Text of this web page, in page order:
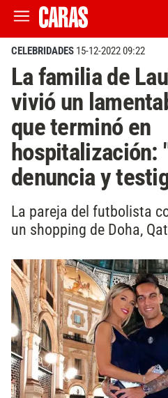
CELEBRIDADES 15-12-2022 09:22
La familia de
vivió un
que terminó en
hospitalización:
denuncia y
La pareja del futbolista
un shopping de Doha,